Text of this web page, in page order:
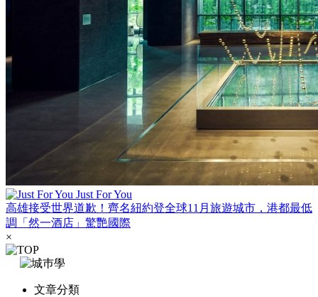
Just For You
高雄接受世界道歉！齊名紐約登全球11月旅遊城市，港都最低
調「然一酒店」驚艷國際
×
文章分類